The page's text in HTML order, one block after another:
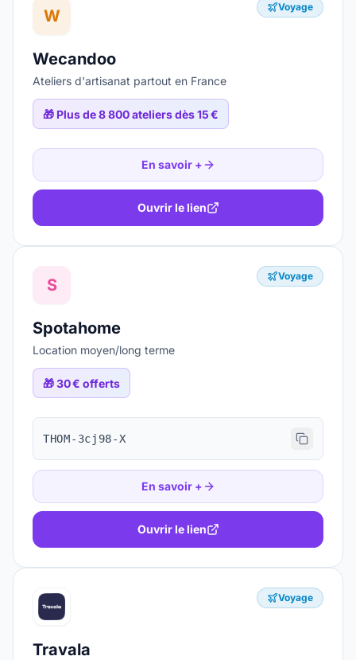
W Voyage
Wecandoo
Ateliers d'artisanat partout en France
🎁 Plus de 8 800 ateliers dès 15 €
En savoir +
Ouvrir le lien
S Voyage
Spotahome
Location moyen/long terme
🎁30 € offerts
THOM-3cj98-X
En savoir +
Ouvrir le lien
Voyage
Travala